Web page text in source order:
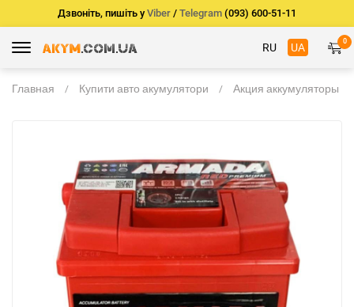
Дзвоніть, пишіть у Viber / Telegram (093) 600-51-11
RU UA 0
Главная Купити авто акумулятори Акция аккумуляторы